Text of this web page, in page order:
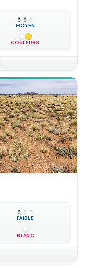
💧 💧 💧
MOYEN
COULEURS
💧 💧 💧
FAIBLE
BLANC